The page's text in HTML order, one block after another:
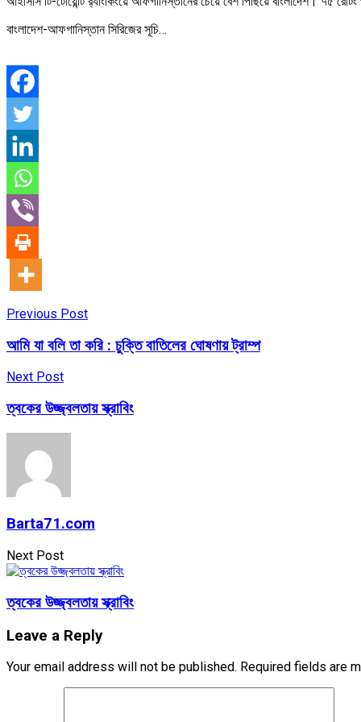
বাংলাদেশ-আফগানিস্তান সিরিজের সূচি…
Previous Post
আমি যা বলি তা করি : চুক্তি বাতিলের ঘোষণায় ট্রাম্প
Next Post
ত্বকের উজ্জ্বলতায় স্ক্রাবিং
Barta71.com
Next Post
ত্বকের উজ্জ্বলতায় স্ক্রাবিং
Leave a Reply
Your email address will not be published. Required fields are